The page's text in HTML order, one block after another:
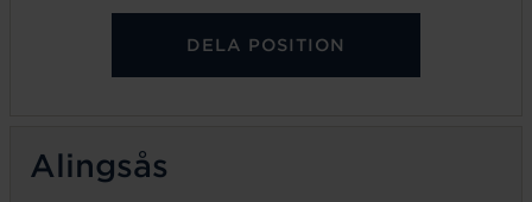
DELA POSITION
Alingsås